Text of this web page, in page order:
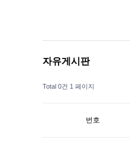
자유게시판
Total 0건 1 페이지
번호